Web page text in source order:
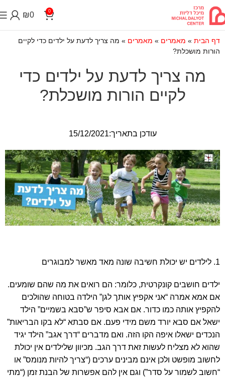
0
₪0
דף הבית » מאמרים » מאמרים » מה צריך לדעת על ילדים כדי לקיים
הורות מושכלת?
מה צריך לדעת על ילדים כדי
לקיים הורות מושכלת?
עודכן בתאריך:15/12/2021
1. לילדים יש יכולת חשיבה שונה מאד מאשר למבוגרים
ילדים חושבים קונקרטית, כלומר: הם רואים את מה שהם שומעים.
אם אמא אמרה “אני אקפיץ אותך לגן” הילדה בטוחה שהולכים
להקפיץ אותה כמו כדור. אם אבא סיפר ש”סבא בשמיים” הילד
ישאל אם סבא יורד משם מידי פעם. אם סבתא “לא בקו הבריאות”
הנכדים ישאלו איפה הקו הזה. ואם מדברים “דרך אגב” הילד יגיד
שהוא לא מצליח לעשות זאת דרך הגב. מכיוון שלילדים אין יכולת
לחשוב מופשט ולכן אינם מבינים ערכים (“צריך להיות מנומס” או
“חשוב לשמור על סדר”) וגם אין להם אפשרות של הבנת זמן (“מתי